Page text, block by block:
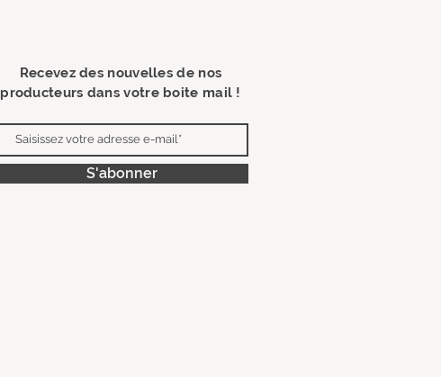
Recevez des nouvelles de nos
producteurs dans votre boite mail !
S'abonner